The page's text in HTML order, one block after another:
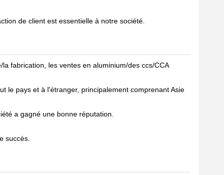
de client est essentielle à notre société.
fabrication, les ventes en aluminium/des ccs/CCA
le pays et à l'étranger, principalement comprenant Asie
a gagné une bonne réputation.
succès.